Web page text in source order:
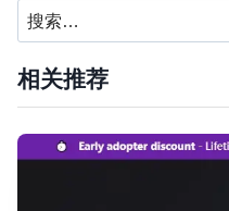
搜
索：
相关推荐